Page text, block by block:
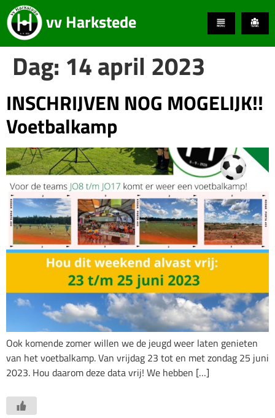
vv Harkstede
Dag: 14 april 2023
INSCHRIJVEN NOG MOGELIJK!!
Voetbalkamp
Ook komende zomer willen we de jeugd weer laten genieten
van het voetbalkamp. Van vrijdag 23 tot en met zondag 25 juni
2023. Hou daarom deze data vrij! We hebben […]